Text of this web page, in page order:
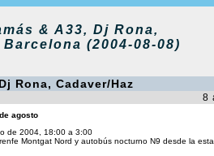
& A33, Dj Rona,
(2004-08-08)
Rona, Cadaver/Haz
8
agosto
de 2004, 18:00 a 3:00
Montgat Nord y autobús nocturno N9 desde la